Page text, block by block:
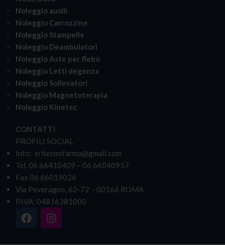
Noleggio ausili
Noleggio Carrozzine
Noleggio Stampelle
Noleggio Deambulatori
Noleggio Aste per flebo
Noleggio Letti degenza
Noleggio Sollevatori
Noleggio Magnetoterapia
Noleggio Kinetec
CONTATTI
PROFILI SOCIAL
Info: srltecnofarma@gmail.com
Tel. 06 66410409 – 06 66040957
Fax 06 66019026
Via Peveragno, 62-72 – 00166 ROMA
P.IVA: 04816381000